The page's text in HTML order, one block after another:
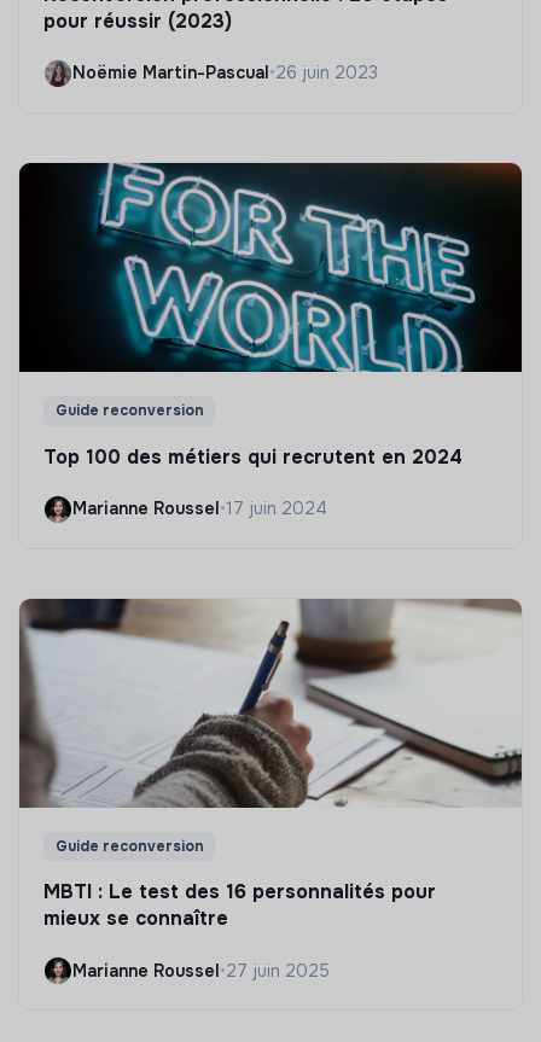
pour réussir (2023)
Noëmie Martin-Pascual •26 juin 2023
Guide reconversion
Top 100 des métiers qui recrutent en 2024
Marianne Roussel•17 juin 2024
Guide reconversion
MBTI : Le test des 16 personnalités pour
mieux se connaître
Marianne Roussel•27 juin 2025